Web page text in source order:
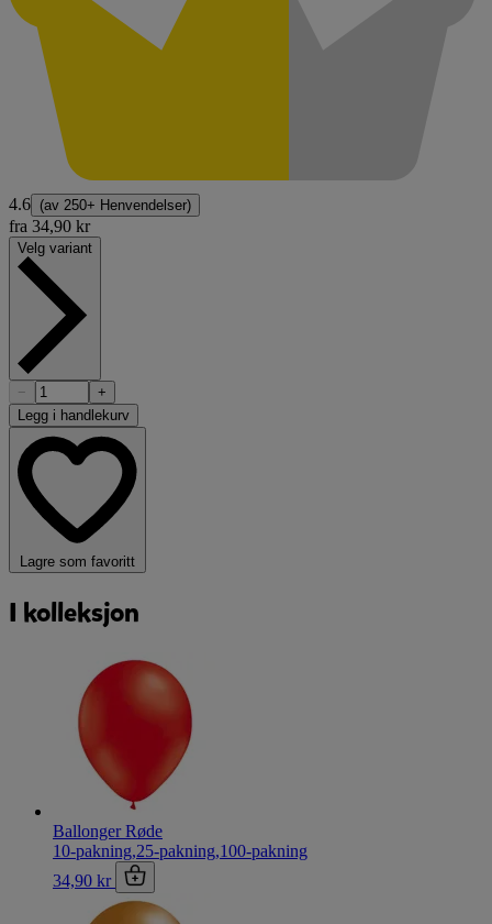
4.6 (av 250+ Henvendelser)
fra 34,90 kr
Velg variant
−
+
Legg i handlekurv
Lagre som favoritt
I kolleksjon
Ballonger Røde
10-pakning,25-pakning,100-pakning
34,90 kr